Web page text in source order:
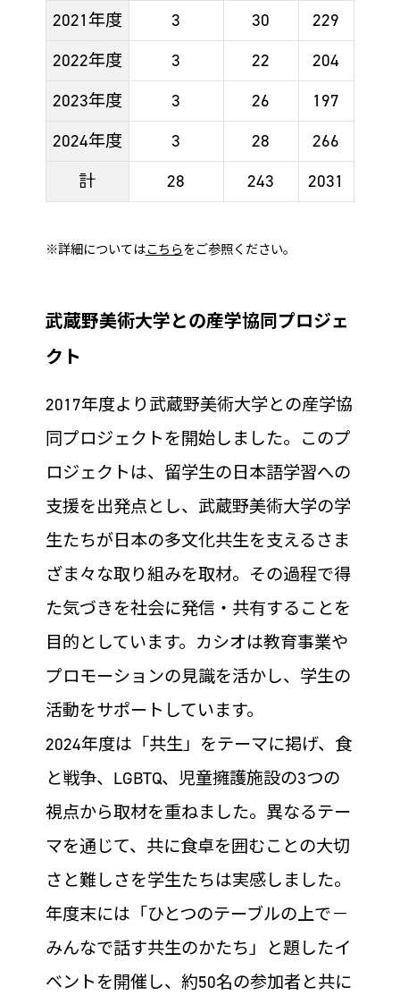
2021年度 3 30
229
2022年度
3 22
204
2023年度
3 26
197
2024年度
3 28
266
計
28 243 2031
※詳細についてはこちら をご参照ください。
武蔵野美術大学との産学協同プロジェ
クト
2017年度より武蔵野美術大学との産学協
同プロジェクトを開始しました。このプ
ロジェクトは、留学生の日本語学習への
支援を出発点とし、武蔵野美術大学の学
生たちが日本の多文化共生を支えるさま
ざま々な取り組みを取材。その過程で得
た気づきを社会に発信・共有することを
目的としています。カシオは教育事業や
プロモーションの見識を活かし、学生の
活動をサポートしています。
2024年度は「共生」をテーマに掲げ、食
と戦争、LGBTQ、児童擁護施設の3つの
視点から取材を重ねました。異なるテー
マを通じて、共に食卓を囲むことの大切
さと難しさを学生たちは実感しました。
年度末には「ひとつのテーブルの上で－
みんなで話す共生のかたち」と題したイ
ベントを開催し、約50名の参加者と共に